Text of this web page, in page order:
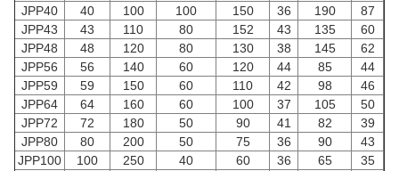
JPP40
40 100 100 150 36 190
87
JPP43
43 110 80 152 43 135
60
JPP48
48 120 80 130 38 145
62
JPP56
56 140 60 120 44 85
44
JPP59
59 150 60 110 42 98
46
JPP64
64 160 60 100 37 105
50
JPP72
72 180 50 90 41 82
39
JPP80
80 200 50 75 36 90
43
JPP100
100 250 40 60 36 65
35